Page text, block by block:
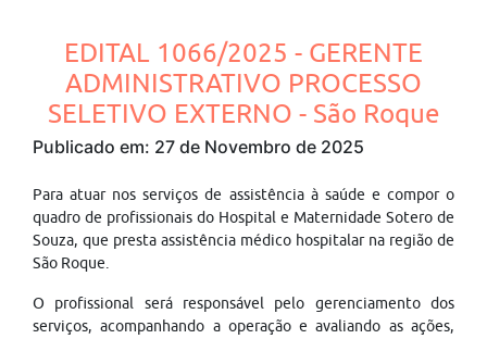
EDITAL 1066/2025 - GERENTE
ADMINISTRATIVO PROCESSO
SELETIVO EXTERNO - São Roque
Publicado em: 27 de Novembro de 2025
Para atuar nos serviços de assistência à saúde e compor o
quadro de profissionais do Hospital e Maternidade Sotero de
Souza, que presta assistência médico hospitalar na região de
São Roque.
O profissional será responsável pelo gerenciamento dos
serviços, acompanhando a operação e avaliando as ações,